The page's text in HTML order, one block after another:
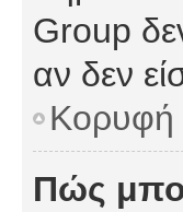
Group
αν δεν
Κορυφή
Πώς